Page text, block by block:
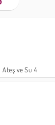
Ateş ve Su 4